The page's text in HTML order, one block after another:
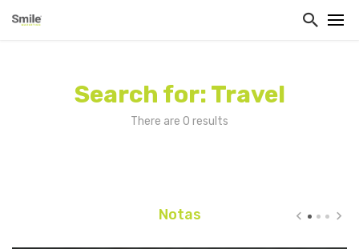
Search for: Travel
There are 0 results
Notas